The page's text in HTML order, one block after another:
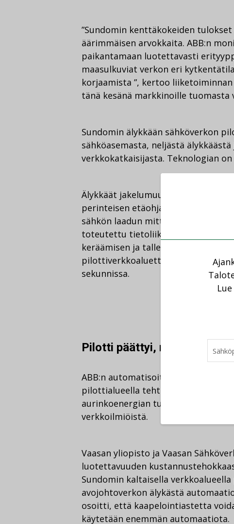
”Sundomin kenttäkokeiden
äärimmäisen arvokkaita. ABB:n
paikantamaan luotettavasti
maasulkuviat verkon eri
korjaamista ”, kertoo
tänä kesänä markkinoille
Sundomin älykkään sähköverkon
sähköasemasta, neljästä
verkkokatkaisijasta. Teknologian
Älykkäät jakelumuuntamot
perinteisen etäohjauksen lisäksi
sähkön laadun mittaukset ja
toteutettu tietoliikenneratkaisu
keräämisen ja tallentamisen
pilottiverkkoaluetta. Mittaustietoa
sekunnissa.
Pilotti päättyi, mutta
ABB:n automatisoitua vianhallintaa
pilottialueella tehtiin myös muita
aurinkoenergian tuomista
verkkoilmiöistä.
Vaasan yliopisto ja Vaasan
luotettavuuden
Sundomin kaltaisella
avojohtoverkon älykästä
osoitti, että kaapelointiastetta
käytetään enemmän automaatiota.
Lue